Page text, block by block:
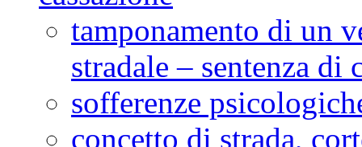
tamponamento di un
stradale – sentenza di
sofferenze
concetto di strada,